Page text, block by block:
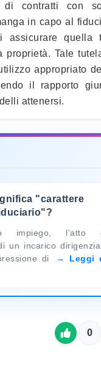
di contratti con
in capo al
assicurare quella
proprietà. Tale
appropriato
il rapporto
attenersi.
"carattere
impiego, l’atto
un incarico
di
Leggi
0